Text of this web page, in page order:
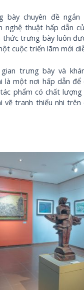
bày chuyên đề
nghệ thuật hấp dẫn
thức trưng bày luôn
cuộc triển lãm mới
trưng bày và
là một nơi hấp dẫn để
phẩm có chất
vẽ tranh thiếu nhi trên